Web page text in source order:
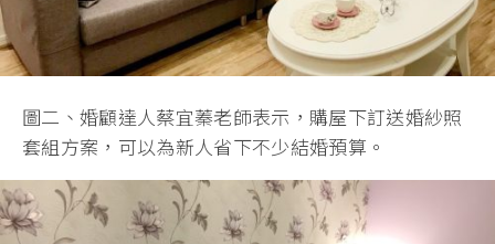
圖二、婚顧達人蔡宜蓁老師表示，購屋下訂送婚紗照
套組方案，可以為新人省下不少結婚預算。